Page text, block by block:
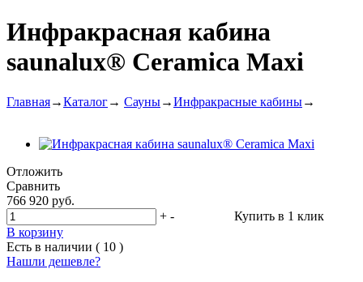
Инфракрасная кабина
saunalux® Ceramica Maxi
Главная→Каталог→ Сауны→Инфракрасные кабины→
Отложить
Сравнить
766 920 руб.
+ -
В корзину
Купить в 1 клик
Есть в наличии ( 10 )
Нашли дешевле?